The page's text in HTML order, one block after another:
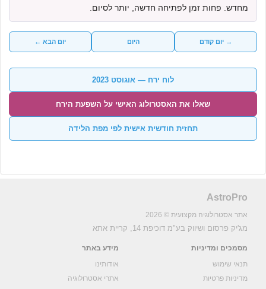
מחדש. פחות זמן לפתיחה חדשה, יותר לסיום.
→ יום קודם היום יום הבא ←
לוח ירח — אוגוסט 2023
שאלו את האסטרולוג האישי על השפעת הירח
תחזית חודשית אישית לפי מפת הלידה
AstroPro
אתר אסטרולוגיה מקצועית © 2026
מג'יק פרסום ושיווק בע"מ דוכיפת 14, קריית אתא
מסמכים ומדיניות
תנאי שימוש
מדיניות פרטיות
מידע באתר
אודותינו
אתרי אסטרולוגיה